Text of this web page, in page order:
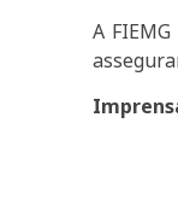
A